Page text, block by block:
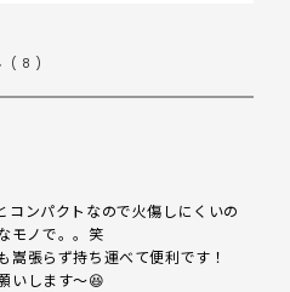
( 8 )
コンパクトなので火傷しにくいの
モノで。。笑
嵩張らず持ち運べて便利です！
いします〜😆